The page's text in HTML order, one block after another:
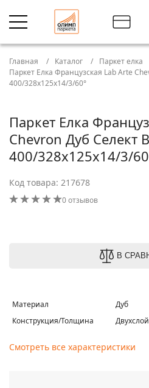
Главная Каталог Паркет елка
Паркет Елка Французская Lab Arte
400/328х125х14/3/60°
Паркет Елка
Chevron Дуб Селект
400/328х125х14/3/
Код товара: 217678
0 отзывов
В
Материал
Дуб
Конструкция/Толщина
Смотреть все характеристики